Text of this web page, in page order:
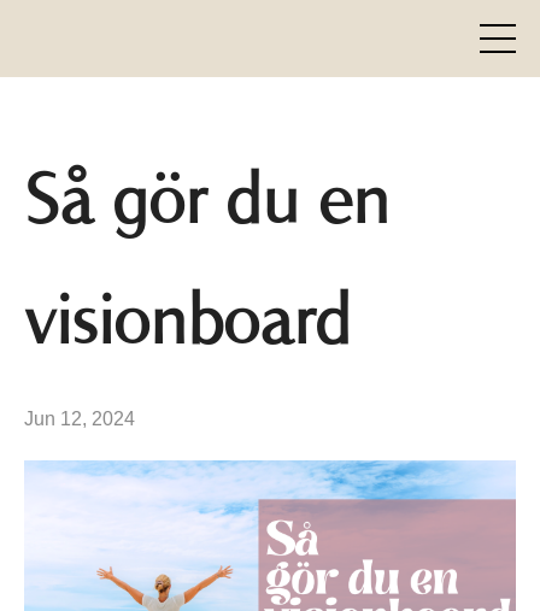
Så gör du en
visionboard
Jun 12, 2024